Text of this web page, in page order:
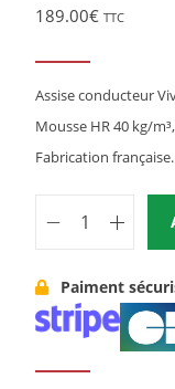
189.00€ TTC
Assise conducteur
Mousse HR 40 kg/
Fabrication
Paiment